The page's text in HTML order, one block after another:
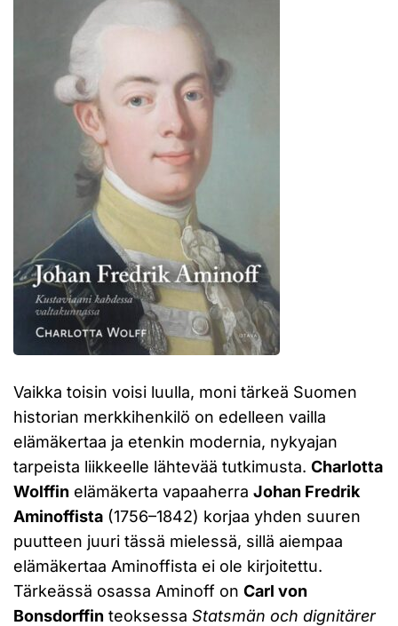
Vaikka toisin voisi luulla, moni tärkeä Suomen
historian merkkihenkilö on edelleen vailla
elämäkertaa ja etenkin modernia, nykyajan
tarpeista liikkeelle lähtevää tutkimusta. Charlotta
Wolffin elämäkerta vapaaherra Johan Fredrik
Aminoffista (1756–1842) korjaa yhden suuren
puutteen juuri tässä mielessä, sillä aiempaa
elämäkertaa Aminoffista ei ole kirjoitettu.
Tärkeässä osassa Aminoff on Carl von
Bonsdorffin teoksessa Statsmän och dignitärer